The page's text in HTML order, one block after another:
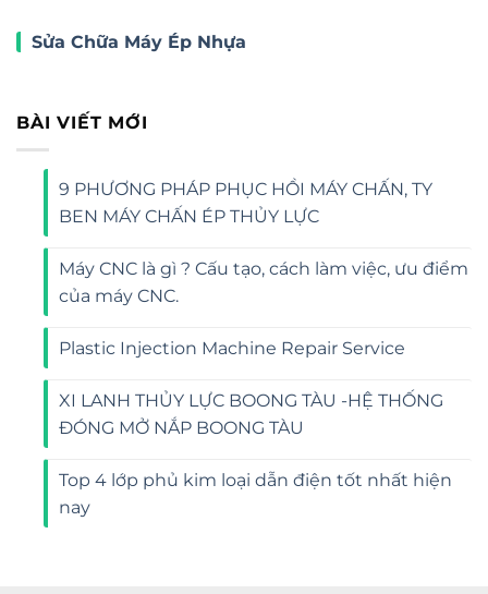
Sửa Chữa Máy Ép Nhựa
BÀI VIẾT MỚI
9 PHƯƠNG PHÁP PHỤC HỒI MÁY CHẤN, TY
BEN MÁY CHẤN ÉP THỦY LỰC
Máy CNC là gì ? Cấu tạo, cách làm việc, ưu điểm
của máy CNC.
Plastic Injection Machine Repair Service
XI LANH THỦY LỰC BOONG TÀU -HỆ THỐNG
ĐÓNG MỞ NẮP BOONG TÀU
Top 4 lớp phủ kim loại dẫn điện tốt nhất hiện
nay